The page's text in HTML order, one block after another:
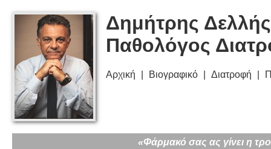
Δημήτρης
Παθολόγος
Αρχική Βιογραφικό Διατροφή
«Φάρμακό σας ας γίνει η